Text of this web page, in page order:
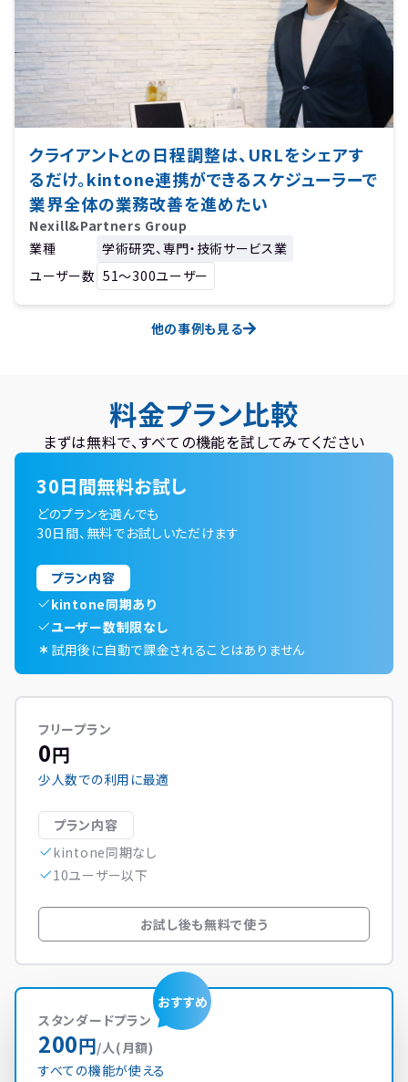
クライアントとの日程調整は、URLをシェアす
るだけ。kintone連携ができるスケジューラーで
業界全体の業務改善を進めたい
Nexill&Partners Group
業種
学術研究、専門・技術サービス業
ユーザー数 51〜300ユーザー
他の事例も見る
料金プラン比較
まずは無料で、すべての機能を試してみてください
30日間無料お試し
どのプランを選んでも
30日間、無料でお試しいただけます
プラン内容
kintone同期あり
ユーザー数制限なし
試用後に自動で課金されることはありません
フリープラン
0円
少人数での利用に最適
プラン内容
kintone同期なし
10ユーザー以下
お試し後も無料で使う
スタンダードプラン
200円/人(月額)
すべての機能が使える